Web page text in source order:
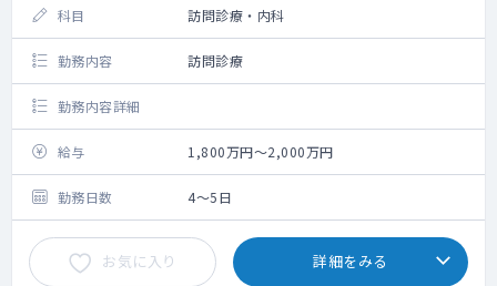
科目 訪問診療・内科
勤務内容 訪問診療
勤務内容詳細
給与 1,800万円～2,000万円
勤務日数 4～5日
お気に入り 詳細をみる